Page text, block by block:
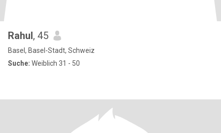
Rahul, 45
Basel, Basel-Stadt, Schweiz
Suche: Weiblich 31 - 50